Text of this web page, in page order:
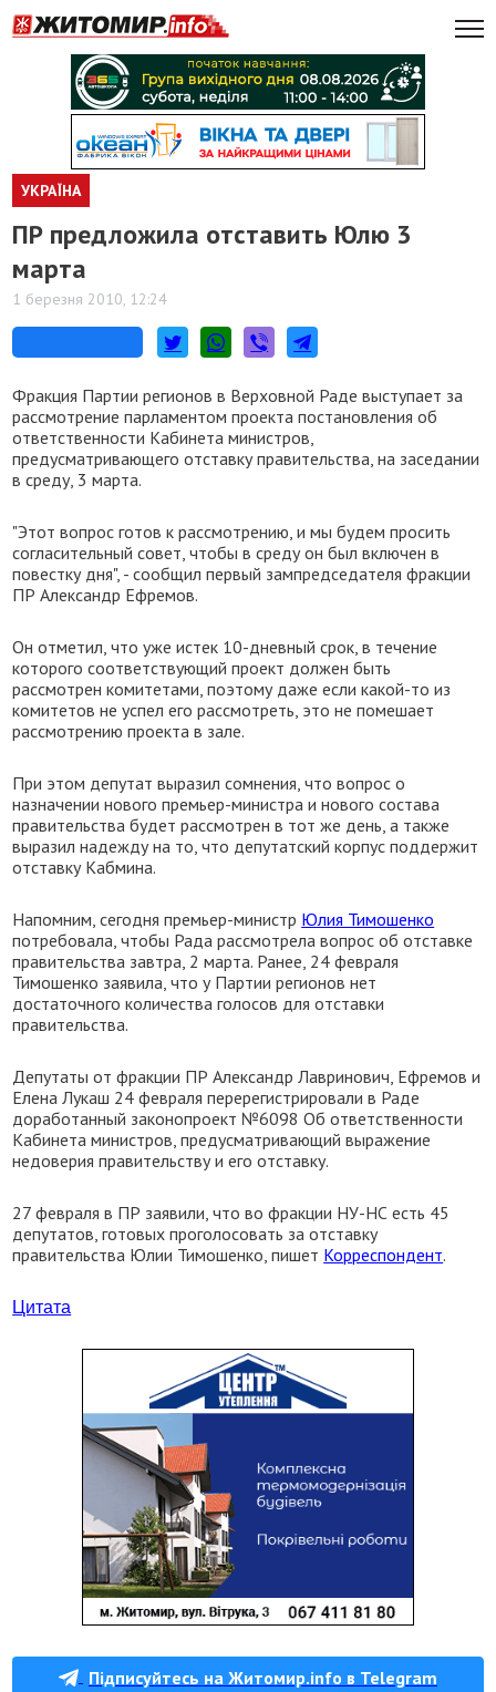
УКРАЇНА
ПР предложила отставить Юлю 3
марта
1 березня 2010, 12:24
Фракция Партии регионов в Верховной Раде выступает за
рассмотрение парламентом проекта постановления об
ответственности Кабинета министров,
предусматривающего отставку правительства, на заседании
в среду, 3 марта.
"Этот вопрос готов к рассмотрению, и мы будем просить
согласительный совет, чтобы в среду он был включен в
повестку дня", - сообщил первый зампредседателя фракции
ПР Александр Ефремов.
Он отметил, что уже истек 10-дневный срок, в течение
которого соответствующий проект должен быть
рассмотрен комитетами, поэтому даже если какой-то из
комитетов не успел его рассмотреть, это не помешает
рассмотрению проекта в зале.
При этом депутат выразил сомнения, что вопрос о
назначении нового премьер-министра и нового состава
правительства будет рассмотрен в тот же день, а также
выразил надежду на то, что депутатский корпус поддержит
отставку Кабмина.
Напомним, сегодня премьер-министр Юлия Тимошенко
потребовала, чтобы Рада рассмотрела вопрос об отставке
правительства завтра, 2 марта. Ранее, 24 февраля
Тимошенко заявила, что у Партии регионов нет
достаточного количества голосов для отставки
правительства.
Депутаты от фракции ПР Александр Лавринович, Ефремов и
Елена Лукаш 24 февраля перерегистрировали в Раде
доработанный законопроект №6098 Об ответственности
Кабинета министров, предусматривающий выражение
недоверия правительству и его отставку.
27 февраля в ПР заявили, что во фракции НУ-НС есть 45
депутатов, готовых проголосовать за отставку
правительства Юлии Тимошенко, пишет Корреспондент.
Цитата
Підписуйтесь на Житомир.info в Telegram